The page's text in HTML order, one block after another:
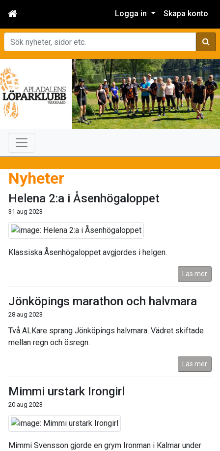
Logga in Skapa konto
Sök
Nyheter
Helena 2:a i Åsenhögaloppet
31 aug 2023
Klassiska Åsenhögaloppet avgjordes i helgen.
Läs mer
Jönköpings marathon och halvmara
28 aug 2023
Två ALKare sprang Jönköpings halvmara. Vädret skiftade
mellan regn och ösregn.
Läs mer
Mimmi urstark Irongirl
20 aug 2023
Mimmi Svensson gjorde en grym Ironman i Kalmar under